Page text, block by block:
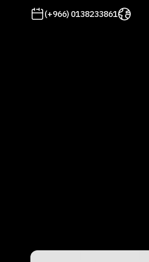
(+966) 0138233861